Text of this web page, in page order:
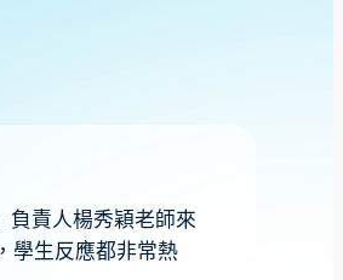
負責人楊秀穎老師來
學生反應都非常熱